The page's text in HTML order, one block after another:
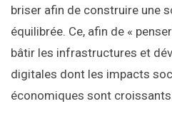
briser afin de construire une
équilibrée. Ce, afin de «
bâtir les infrastructures et
digitales dont les impacts
économiques sont croissants